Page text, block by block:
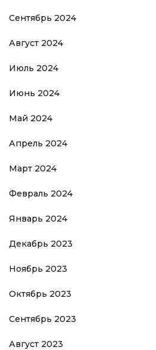
Сентябрь 2024
Август 2024
Июль 2024
Июнь 2024
Май 2024
Апрель 2024
Март 2024
Февраль 2024
Январь 2024
Декабрь 2023
Ноябрь 2023
Октябрь 2023
Сентябрь 2023
Август 2023